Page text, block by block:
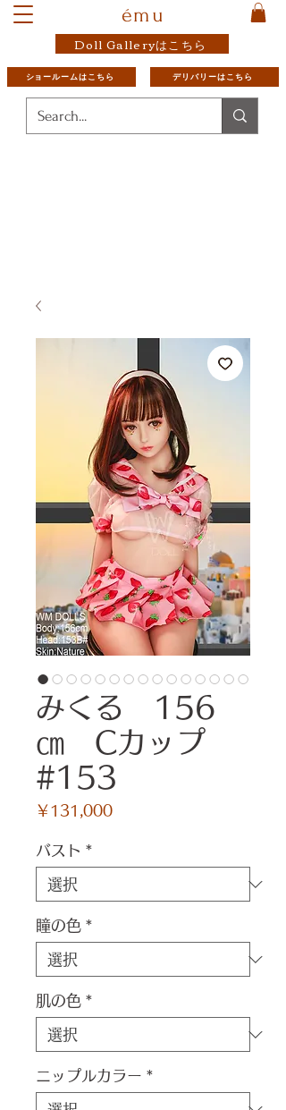
ému
Doll Galleryはこちら
ショールームはこちら デリバリーはこちら
みくる 156
㎝ Cカップ
#153
￥131,000価
バスト *
瞳の色 *
肌の色 *
ニップルカラー *